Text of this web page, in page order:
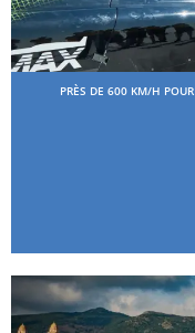
PRÈS DE 600 KM/H